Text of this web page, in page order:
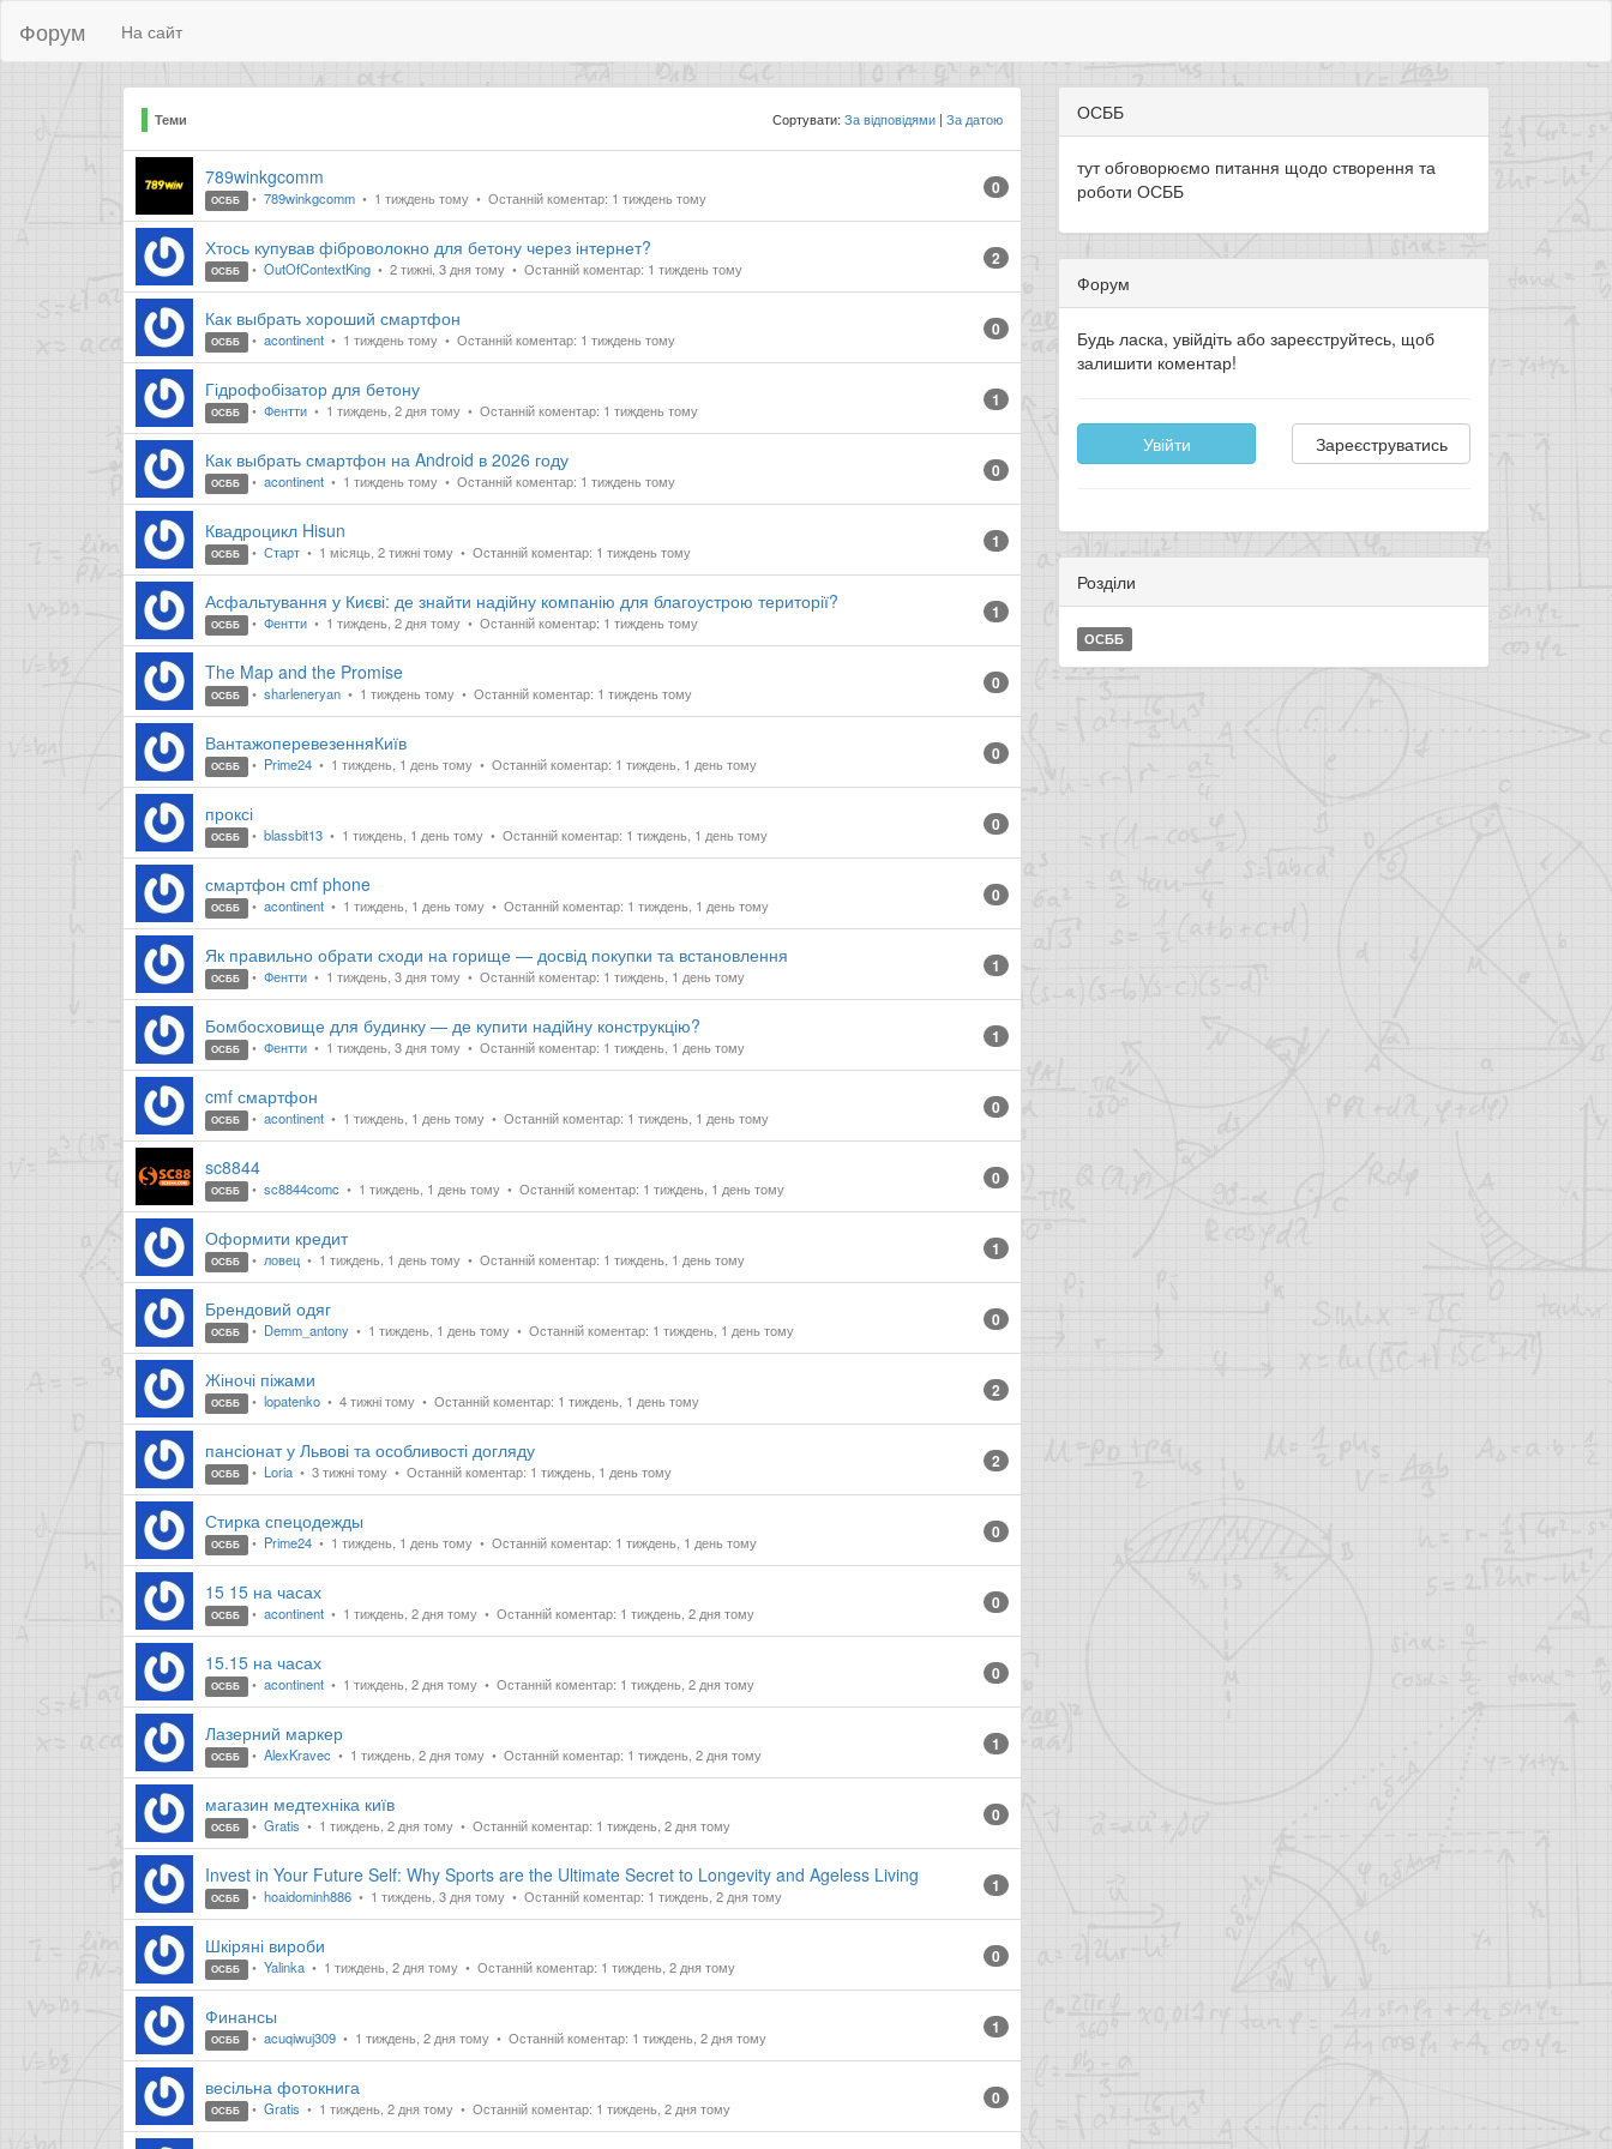
Форум На сайт
Теми Сортувати:За відповідями За датою
789winkgcomm
ОСББ 789winkgcomm 1 тиждень тому Останній коментар: 1 тиждень тому 0
Хтось купував фіброволокно для бетону через інтернет?
ОСББ OutOfContextKing 2 тижні, 3 дня тому Останній коментар: 1 тиждень тому 2
Как выбрать хороший смартфон
ОСББ acontinent 1 тиждень тому Останній коментар: 1 тиждень тому 0
Гідрофобізатор для бетону
ОСББ Фентти 1 тиждень, 2 дня тому Останній коментар: 1 тиждень тому 1
Как выбрать смартфон на Android в 2026 году
ОСББ acontinent 1 тиждень тому Останній коментар: 1 тиждень тому 0
Квадроцикл Hisun
ОСББ Старт 1 місяць, 2 тижні тому Останній коментар: 1 тиждень тому 1
Асфальтування у Києві: де знайти надійну компанію для благоустрою території?
ОСББ Фентти 1 тиждень, 2 дня тому Останній коментар: 1 тиждень тому 1
The Map and the Promise
ОСББ sharleneryan 1 тиждень тому Останній коментар: 1 тиждень тому 0
ВантажоперевезенняКиїв
ОСББ Prime24 1 тиждень, 1 день тому Останній коментар: 1 тиждень, 1 день тому 0
проксі
ОСББ blassbit13 1 тиждень, 1 день тому Останній коментар: 1 тиждень, 1 день тому 0
смартфон cmf phone
ОСББ acontinent 1 тиждень, 1 день тому Останній коментар: 1 тиждень, 1 день тому 0
Як правильно обрати сходи на горище — досвід покупки та встановлення
ОСББ Фентти 1 тиждень, 3 дня тому Останній коментар: 1 тиждень, 1 день тому 1
Бомбосховище для будинку — де купити надійну конструкцію?
ОСББ Фентти 1 тиждень, 3 дня тому Останній коментар: 1 тиждень, 1 день тому 1
cmf смартфон
ОСББ acontinent 1 тиждень, 1 день тому Останній коментар: 1 тиждень, 1 день тому 0
sc8844
ОСББ sc8844comc 1 тиждень, 1 день тому Останній коментар: 1 тиждень, 1 день тому 0
Оформити кредит
ОСББ ловец 1 тиждень, 1 день тому Останній коментар: 1 тиждень, 1 день тому 1
Брендовий одяг
ОСББ Demm_antony 1 тиждень, 1 день тому Останній коментар: 1 тиждень, 1 день тому 0
Жіночі піжами
ОСББ lopatenko 4 тижні тому Останній коментар: 1 тиждень, 1 день тому 2
пансіонат у Львові та особливості догляду
ОСББ Loria 3 тижні тому Останній коментар: 1 тиждень, 1 день тому 2
Стирка спецодежды
ОСББ Prime24 1 тиждень, 1 день тому Останній коментар: 1 тиждень, 1 день тому 0
15 15 на часах
ОСББ acontinent 1 тиждень, 2 дня тому Останній коментар: 1 тиждень, 2 дня тому 0
15.15 на часах
ОСББ acontinent 1 тиждень, 2 дня тому Останній коментар: 1 тиждень, 2 дня тому 0
Лазерний маркер
ОСББ AlexKravec 1 тиждень, 2 дня тому Останній коментар: 1 тиждень, 2 дня тому 1
магазин медтехніка київ
ОСББ Gratis 1 тиждень, 2 дня тому Останній коментар: 1 тиждень, 2 дня тому 0
Invest in Your Future Self: Why Sports are the Ultimate Secret to Longevity and Ageless Living
ОСББ hoaidominh886 1 тиждень, 3 дня тому Останній коментар: 1 тиждень, 2 дня тому 1
Шкіряні вироби
ОСББ Yalinka 1 тиждень, 2 дня тому Останній коментар: 1 тиждень, 2 дня тому 0
Финансы
ОСББ acuqiwuj309 1 тиждень, 2 дня тому Останній коментар: 1 тиждень, 2 дня тому 1
весільна фотокнига
ОСББ Gratis 1 тиждень, 2 дня тому Останній коментар: 1 тиждень, 2 дня тому 0
ОСББ
тут обговорюємо питання щодо створення та
роботи ОСББ
Форум
Будь ласка, увійдіть або зареєструйтесь, щоб
залишити коментар!
Увійти Зареєструватись
Розділи
ОСББ